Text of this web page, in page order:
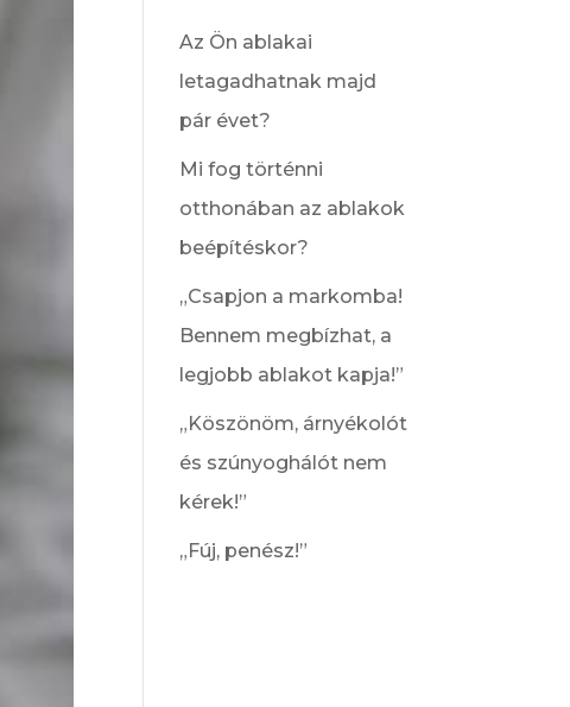
Az Ön ablakai
letagadhatnak majd
pár évet?
Mi fog történni
otthonában az ablakok
beépítéskor?
„Csapjon a markomba!
Bennem megbízhat, a
legjobb ablakot kapja!”
„Köszönöm, árnyékolót
és szúnyoghálót nem
kérek!”
„Fúj, penész!”